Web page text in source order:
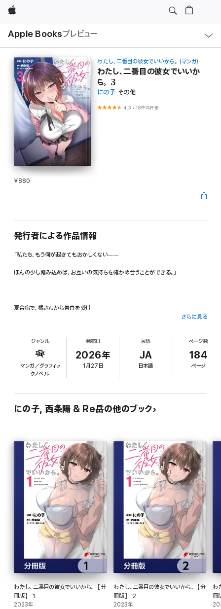
Apple
Apple Booksプレビュー
ル
わたし、二番目の彼女でいいから。 (マンガ)
わたし、二番目の彼女でいいか
ら。 3
にの子 その他
4.3 •18件の評価
¥880
発行者による作品情報
「私たち、もう何が起きてもおかしくない――
ほんの少し踏み込めば、お互いの気持ちを確かめ合うことができる。」
夏合宿で、橘さんから告白を受け
その後、部室で2人きりになることはあるけど
俺は抵抗を続けていた。
二番目同士で付き合ってるのを知らない。
練習彼氏と信じている――。
橘さんの婚約は解消できない。
その婚約者である先輩を裏切れない。
それでも恋人になりたいなら
隠れて付き合うしかない――。
そんななか、文化祭の視察とお互いに言い訳をしながら
さらに見る
ジャンル
マンガ／グラフィッ
クノベル
発売日
2026年
1月27日
言語
JA
日本語
ページ数
184
ページ
にの子, 西条陽 & Re岳の他のブック
わたし、二番目の彼女でいいから。【分
冊版】 1
2023年
わたし、二番目の彼女でいいから。【分
冊版】 2
2023年
わ
冊